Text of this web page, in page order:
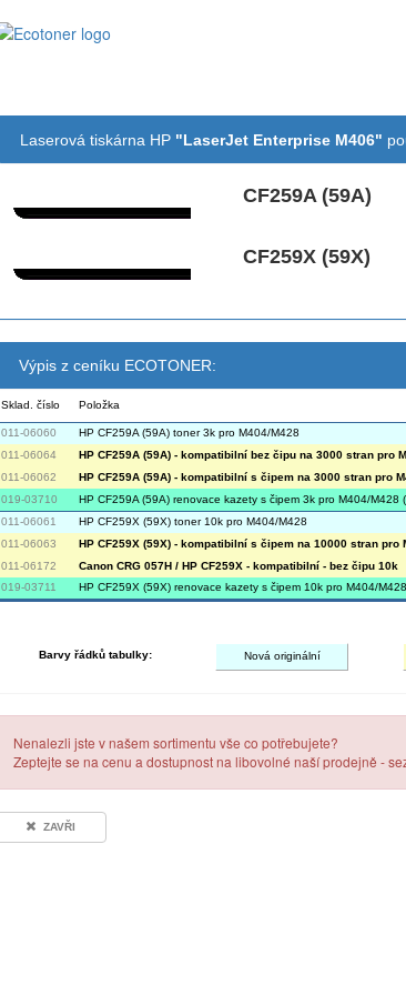
Laserová tiskárna HP "LaserJet Enterprise M406"
CF259A (59A)
CF259X (59X)
Výpis z ceníku ECOTONER:
Sklad. číslo Položka
011-06060 HP CF259A (59A) toner 3k pro M404/M428
011-06064
HP CF259A (59A) - kompatibilní bez čipu na 3000 stran pro
011-06062
HP CF259A (59A) - kompatibilní s čipem na 3000 stran pro
019-03710
HP CF259A (59A) renovace kazety s čipem 3k pro M404/M428
011-06061
HP CF259X (59X) toner 10k pro M404/M428
011-06063
HP CF259X (59X) - kompatibilní s čipem na 10000 stran pro
011-06172
Canon CRG 057H / HP CF259X - kompatibilní - bez čipu 10k
019-03711
HP CF259X (59X) renovace kazety s čipem 10k pro M404/
Barvy řádků tabulky: Nová originální
Nenalezli jste v našem sortimentu vše co potřebujete?
Zeptejte se na cenu a dostupnost na libovolné naší prodejně -
ZAVŘI